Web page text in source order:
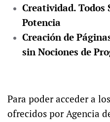
Creatividad. Todos
Potencia
Creación de
sin Nociones de
Para poder acceder a
ofrecidos por Agencia